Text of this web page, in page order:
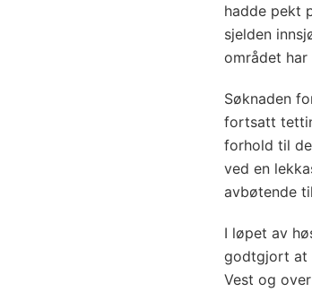
hadde pekt
sjelden
området
Søknaden
fortsatt
forhold til
ved en
avbøtende
I løpet av
godtgjort at
Vest og